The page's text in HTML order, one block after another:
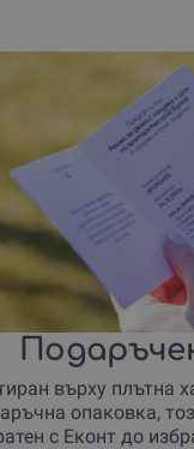
върху плътна
опаковка,
с Еконт до